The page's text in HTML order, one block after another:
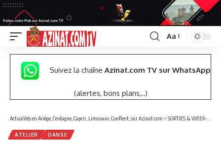
Font
Resizer
Aa
Suivez la chaîne Azinat.com TV sur WhatsApp
(alertes, bons plans,..)
Actualités en Ariège, Cerdagne, Capcir, Limouxin, Conflent, sur Azinat.com > SORTIES & WEEK-END
ATELIER DANSE